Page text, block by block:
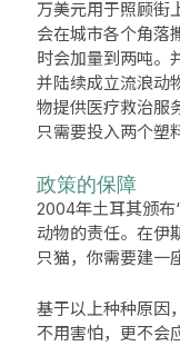
万美元用于照顾街
会在城市各个角落
时会加量到两吨。
并陆续成立流浪动
物提供医疗救治服
只需要投入两个塑
政策的保障
2004年土耳其颁布
动物的责任。在伊
只猫，你需要建一
基于以上种种原因
不用害怕，更不会